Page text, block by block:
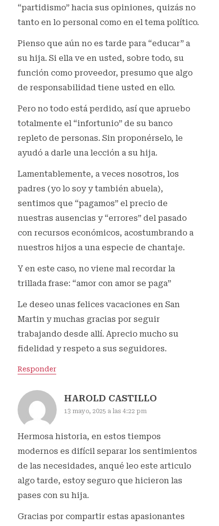
“partidismo” hacia sus opiniones, quizás no
tanto en lo personal como en el tema político.
Pienso que aún no es tarde para “educar” a
su hija. Si ella ve en usted, sobre todo, su
función como proveedor, presumo que algo
de responsabilidad tiene usted en ello.
Pero no todo está perdido, así que apruebo
totalmente el “infortunio” de su banco
repleto de personas. Sin proponérselo, le
ayudó a darle una lección a su hija.
Lamentablemente, a veces nosotros, los
padres (yo lo soy y también abuela),
sentimos que “pagamos” el precio de
nuestras ausencias y “errores” del pasado
con recursos económicos, acostumbrando a
nuestros hijos a una especie de chantaje.
Y en este caso, no viene mal recordar la
trillada frase: “amor con amor se paga”
Le deseo unas felices vacaciones en San
Martin y muchas gracias por seguir
trabajando desde allí. Aprecio mucho su
fidelidad y respeto a sus seguidores.
Responder
HAROLD CASTILLO
13 mayo, 2025 a las 4:22 pm
Hermosa historia, en estos tiempos
modernos es difícil separar los sentimientos
de las necesidades, anqué leo este articulo
algo tarde, estoy seguro que hicieron las
pases con su hija.
Gracias por compartir estas apasionantes